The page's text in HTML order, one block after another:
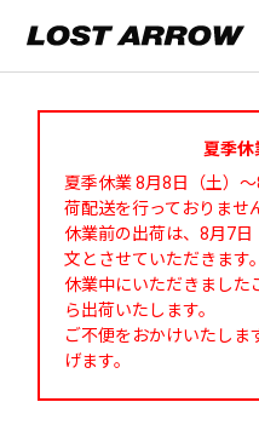
夏季休
夏季休業 8月8日（土）
荷配送を行っておりませ
休業前の出荷は、8月7
文とさせていただきます。
休業中にいただきました
ら出荷いたします。
ご不便をおかけいたしま
げます。